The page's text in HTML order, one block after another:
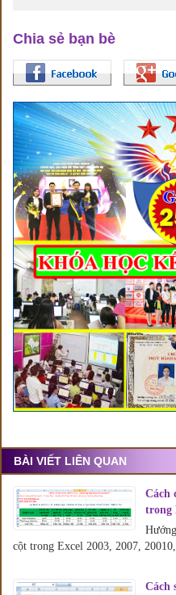
Chia sẻ bạn bè
BÀI VIẾT LIÊN QUAN
Cách
trong
cột trong Excel 2003, 2007,
Cách